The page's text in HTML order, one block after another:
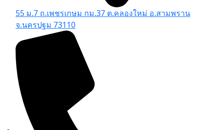
55 ม.7 ถ.เพชรเกษม กม.37 ต.คลองใหม่ อ.สามพราน
จ.นครปฐม 73110